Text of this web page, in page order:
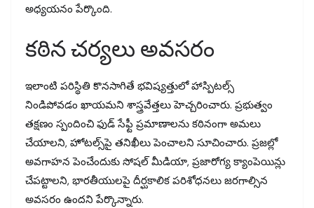
అధ్యయనం పేర్కొంది.
కఠిన చర్యలు అవసరం
ఇలాంటి పరిస్థితి కొనసాగితే భవిష్యత్తులో హాస్పిటల్స్
నిండిపోవడం ఖాయమని శాస్త్రవేత్తలు హెచ్చరించారు. ప్రభుత్వం
తక్షణం స్పందించి ఫుడ్ సేఫ్టీ ప్రమాణాలను కఠినంగా అమలు
చేయాలని, హోటల్స్‌పై తనిఖీలు పెంచాలని సూచించారు. ప్రజల్లో
అవగాహన పెంచేందుకు సోషల్ మీడియా, ప్రజారోగ్య క్యాంపెయిన్లు
చేపట్టాలని, భారతీయులపై దీర్ఘకాలిక పరిశోధనలు జరగాల్సిన
అవసరం ఉందని పేర్కొన్నారు.